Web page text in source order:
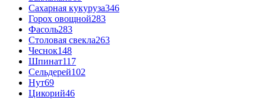
Сахарная кукуруза346
Горох овощной283
Фасоль283
Столовая свекла263
Чеснок148
Шпинат117
Сельдерей102
Нут69
Цикорий46